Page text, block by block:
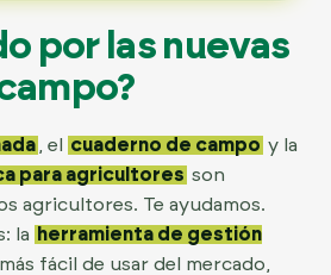
por las nuevas
, el cuaderno de campo y la
para agricultores son
agricultores. Te ayudamos.
la
herramienta de gestión
más fácil de usar del mercado,